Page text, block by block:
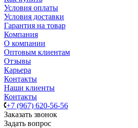
Условия оплаты
Условия доставки
Гарантия на товар
Компания
О компании
Оптовым клиентам
Отзывы
Карьера
Контакты
Наши клиенты
Контакты
+7 (967) 620-56-56
Заказать звонок
Задать вопрос